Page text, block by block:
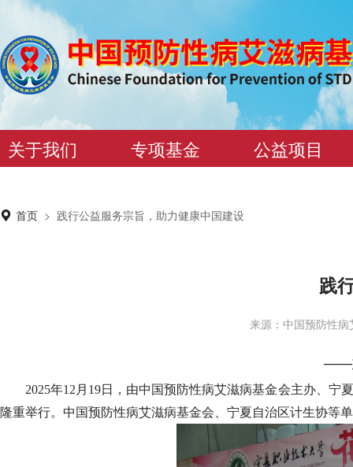
关于我们 专项基金 公益项目
首页 > 践行公益服务宗旨，助力健康中国建设
践
来源：中国预防性
——
2025年12月19日，由中国预防性病艾滋病基金会主办、
隆重举行。中国预防性病艾滋病基金会、宁夏自治区计生协等